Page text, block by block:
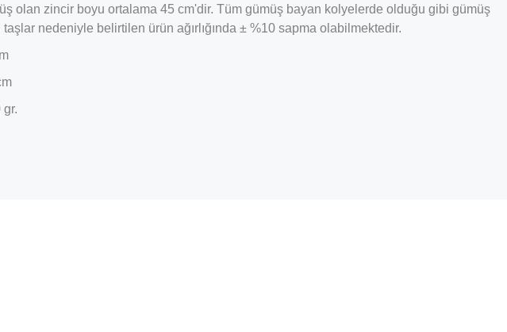
olan zincir boyu ortalama 45 cm'dir. Tüm gümüş bayan kolyelerde olduğu gibi gümüş
nedeniyle belirtilen ürün ağırlığında ± %10 sapma olabilmektedir.
gr.